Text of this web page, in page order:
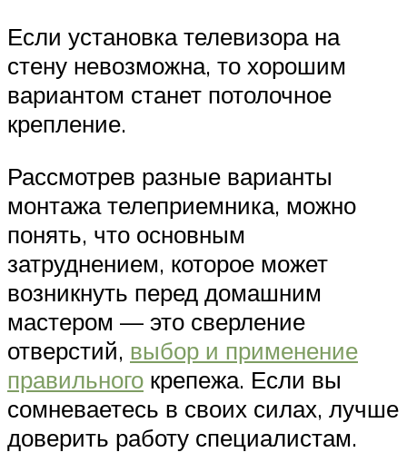
Если установка телевизора на
стену невозможна, то хорошим
вариантом станет потолочное
крепление.
Рассмотрев разные варианты
монтажа телеприемника, можно
понять, что основным
затруднением, которое может
возникнуть перед домашним
мастером — это сверление
отверстий, выбор и применение
правильного крепежа. Если вы
сомневаетесь в своих силах, лучше
доверить работу специалистам.